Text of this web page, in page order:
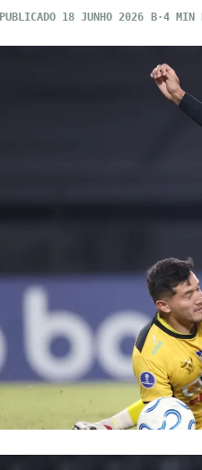
PUBLICADO 18 JUNHO 2026 4 MIN